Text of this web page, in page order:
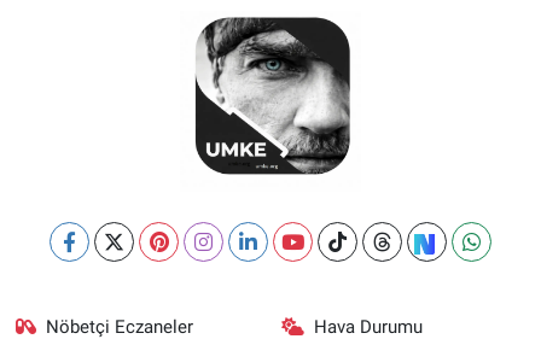
Nöbetçi Eczaneler Hava Durumu